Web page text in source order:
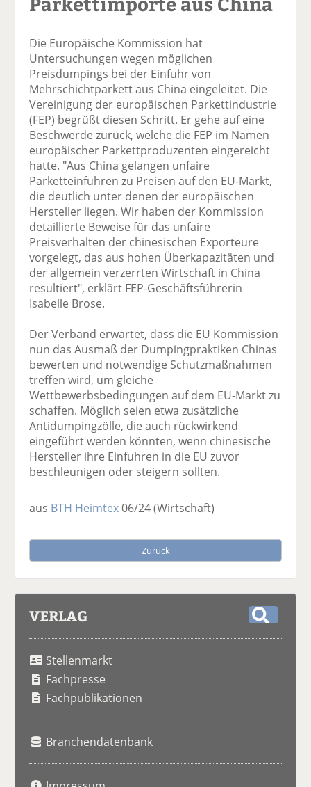
Die Europäische Kommission hat
Untersuchungen wegen möglichen
Preisdumpings bei der Einfuhr von
Mehrschichtparkett aus China eingeleitet. Die
Vereinigung der europäischen Parkettindustrie
(FEP) begrüßt diesen Schritt. Er gehe auf eine
Beschwerde zurück, welche die FEP im Namen
europäischer Parkettproduzenten eingereicht
hatte. "Aus China gelangen unfaire
Parketteinfuhren zu Preisen auf den EU-Markt,
die deutlich unter denen der europäischen
Hersteller liegen. Wir haben der Kommission
detaillierte Beweise für das unfaire
Preisverhalten der chinesischen Exporteure
vorgelegt, das aus hohen Überkapazitäten und
der allgemein verzerrten Wirtschaft in China
resultiert", erklärt FEP-Geschäftsführerin
Isabelle Brose.
Der Verband erwartet, dass die EU Kommission
nun das Ausmaß der Dumpingpraktiken Chinas
bewerten und notwendige Schutzmaßnahmen
treffen wird, um gleiche
Wettbewerbsbedingungen auf dem EU-Markt zu
schaffen. Möglich seien etwa zusätzliche
Antidumpingzölle, die auch rückwirkend
eingeführt werden könnten, wenn chinesische
Hersteller ihre Einfuhren in die EU zuvor
beschleunigen oder steigern sollten.
aus BTH Heimtex06/24(Wirtschaft)
Zurück
VERLAG
Stellenmarkt
Fachpresse
Fachpublikationen
Branchendatenbank